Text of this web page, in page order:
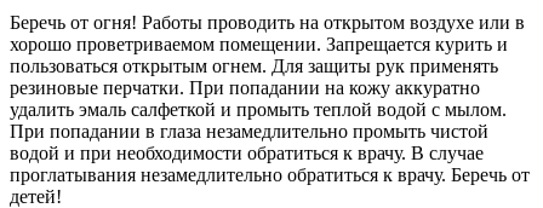
Беречь от огня! Работы проводить на открытом воздухе или в
хорошо проветриваемом помещении. Запрещается курить и
пользоваться открытым огнем. Для защиты рук применять
резиновые перчатки. При попадании на кожу аккуратно
удалить эмаль салфеткой и промыть теплой водой с мылом.
При попадании в глаза незамедлительно промыть чистой
водой и при необходимости обратиться к врачу. В случае
проглатывания незамедлительно обратиться к врачу. Беречь от
детей!